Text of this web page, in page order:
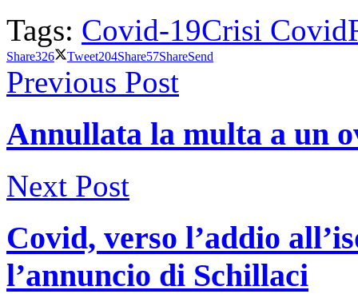
Tags: Covid-19Crisi Covid
Share326 Tweet204Share57ShareSend
Previous Post
Annullata la multa a un
Next Post
Covid, verso l’addio
l’annuncio di Schillaci